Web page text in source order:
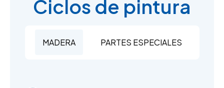
Ciclos de pintura
MADERA PARTES ESPECIALES